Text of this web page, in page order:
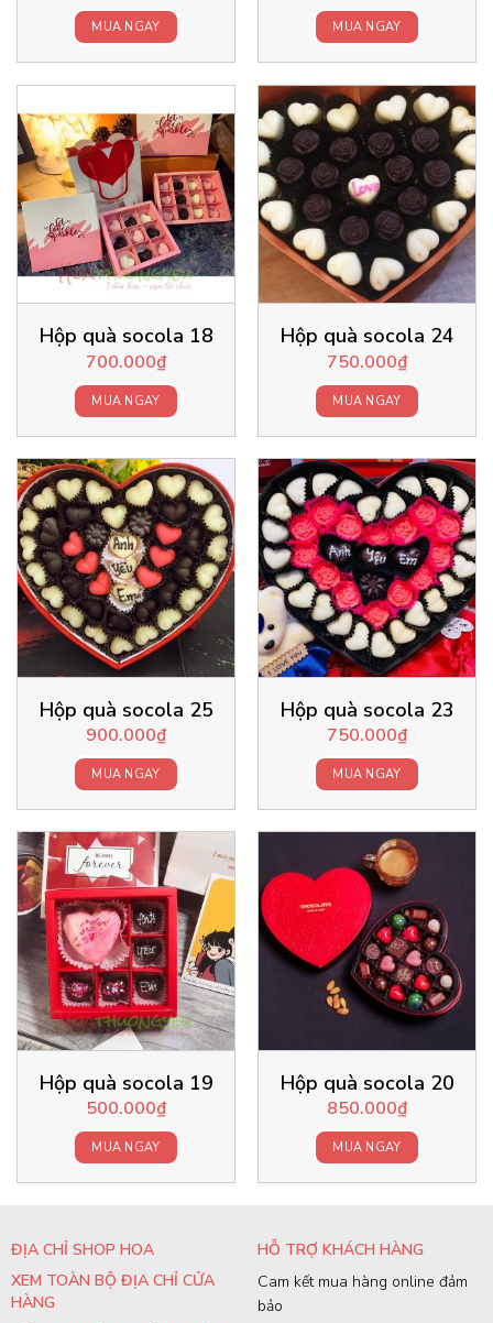
MUA NGAY MUA NGAY
Hộp quà socola 18
700.000₫
MUA NGAY
Hộp quà socola 24
750.000₫
MUA NGAY
Hộp quà socola 25
900.000₫
MUA NGAY
Hộp quà socola 23
750.000₫
MUA NGAY
Hộp quà socola 19
500.000₫
MUA NGAY
Hộp quà socola 20
850.000₫
MUA NGAY
ĐỊA CHỈ SHOP HOA
XEM TOÀN BỘ ĐỊA CHỈ CỬA
HÀNG
HỖ TRỢ KHÁCH HÀNG
Cam kết mua hàng online đảm
bảo